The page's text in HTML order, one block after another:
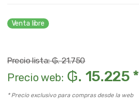
Venta libre
Precio lista: ₲. 21.750
Precio web: ₲. 15.225 *
* Precio exclusivo para compras desde la web